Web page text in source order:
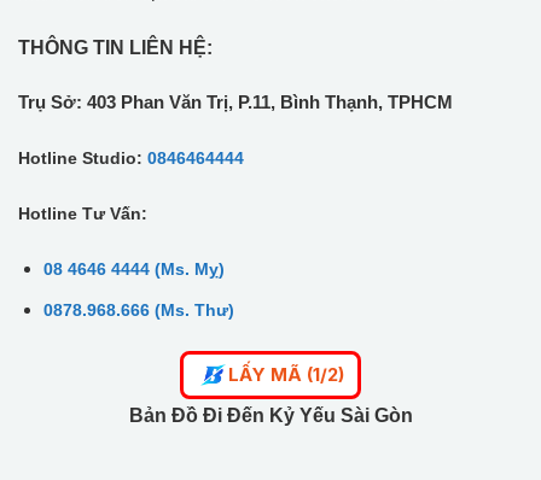
THÔNG TIN LIÊN HỆ:
Trụ Sở: 403 Phan Văn Trị, P.11, Bình Thạnh, TPHCM
Hotline Studio: 0846464444
Hotline Tư Vấn:
08 4646 4444 (Ms. Mỵ)
0878.968.666 (Ms. Thư)
LẤY MÃ (1/2)
Bản Đồ Đi Đến Kỷ Yếu Sài Gòn